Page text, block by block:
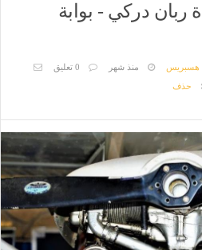
ربان دركي - بوابة
هسبريس منذ شهر
0 تعليق
حذف